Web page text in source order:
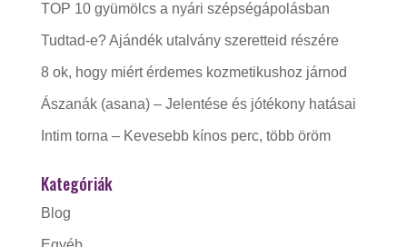
TOP 10 gyümölcs a nyári szépségápolásban
Tudtad-e? Ajándék utalvány szeretteid részére
8 ok, hogy miért érdemes kozmetikushoz járnod
Ászanák (asana) – Jelentése és jótékony hatásai
Intim torna – Kevesebb kínos perc, több öröm
Kategóriák
Blog